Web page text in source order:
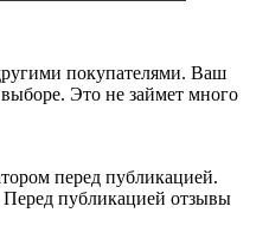
покупателями. Ваш
Это не займет много
перед публикацией.
Перед публикацией отзывы